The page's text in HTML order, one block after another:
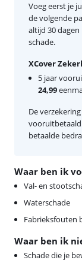
Waar ben ik
Val- en
Waterschade
Fabrieksfouten
Waar ben ik
Schade die je
Voeg eerst je
de volgende
altijd 30
schade.
XCover
5 jaar
24,99
De
vooruitbetaald
betaalde